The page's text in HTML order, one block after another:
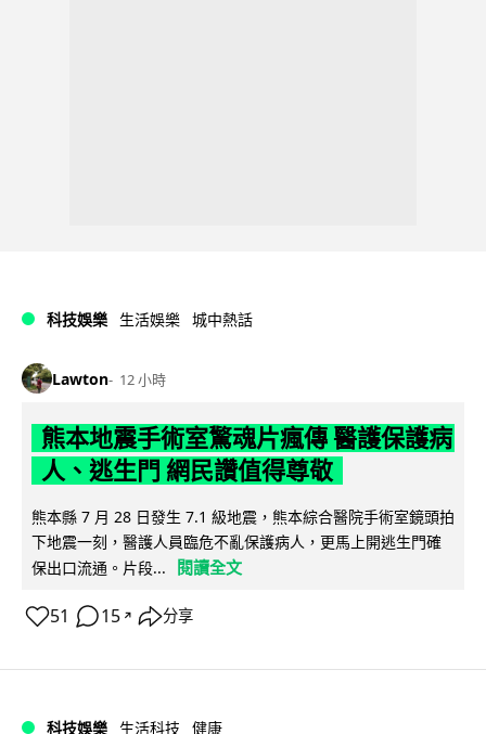
科技娛樂 生活娛樂 城中熱話
Lawton 12 小時
熊本地震手術室驚魂片瘋傳 醫護保護病
人、逃生門 網民讚值得尊敬
熊本縣 7 月 28 日發生 7.1 級地震，熊本綜合醫院手術室鏡頭拍
下地震一刻，醫護人員臨危不亂保護病人，更馬上開逃生門確
保出口流通。片段...
閱讀全文
51 15 ↗ 分享
科技娛樂 生活科技 健康